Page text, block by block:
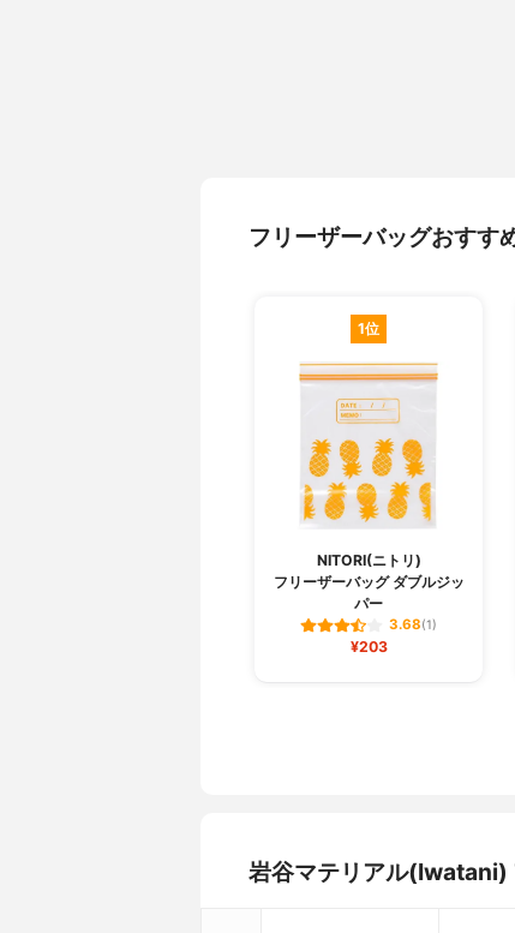
フリーザーバッグおすす
1位
NITORI(ニトリ)
フリーザーバッグ ダブルジッ
パー
3.68(1)
¥203
岩谷マテリアル(Iwatani)